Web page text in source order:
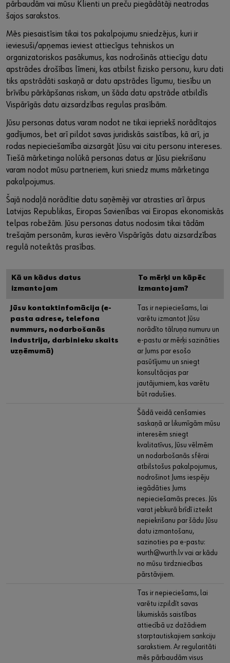
pārbaudām vai mūsu Klienti un preču piegādātāji neatrodas
šajos sarakstos.
Mēs piesaistīsim tikai tos pakalpojumu sniedzējus, kuri ir
ieviesuši/apņemas ieviest attiecīgus tehniskos un
organizatoriskos pasākumus, kas nodrošinās attiecīgu datu
apstrādes drošības līmeni, kas atbilst fizisko personu, kuru dati
tiks apstrādāti saskaņā ar datu apstrādes līgumu, tiesību un
brīvību pārkāpšanas riskam, un šāda datu apstrāde atbildīs
Vispārīgās datu aizsardzības regulas prasībām.
Jūsu personas datus varam nodot ne tikai iepriekš norādītajos
gadījumos, bet arī pildot savas juridiskās saistības, kā arī, ja
rodas nepieciešamība aizsargāt Jūsu vai citu personu intereses.
Tiešā mārketinga nolūkā personas datus ar Jūsu piekrišanu
varam nodot mūsu partneriem, kuri sniedz mums mārketinga
pakalpojumus.
Šajā nodaļā norādītie datu saņēmēji var atrasties arī ārpus
Latvijas Republikas, Eiropas Savienības vai Eiropas ekonomiskās
telpas robežām. Jūsu personas datus nodosim tikai tādām
trešajām personām, kuras ievēro Vispārīgās datu aizsardzības
regulā noteiktās prasības.
Kā un kādus datus
izmantojam
To mērķi un kāpēc
izmantojam?
Jūsu kontaktinfomācija (e-
pasta adrese, telefona
nummurs, nodarbošanās
industrija, darbinieku skaits
uzņēmumā)
Tas ir nepieciešams, lai
varētu izmantot Jūsu
norādīto tālruņa numuru un
e-pastu ar mērķi sazināties
ar Jums par esošo
pasūtījumu un sniegt
konsultācijas par
jautājumiem, kas varētu
būt radušies.
Šādā veidā cenšamies
saskaņā ar likumīgām mūsu
interesēm sniegt
kvalitatīvus, Jūsu vēlmēm
un nodarbošanās sfērai
atbilstošus pakalpojumus,
nodrošinot Jums iespēju
iegādāties Jums
nepieciešamās preces. Jūs
varat jebkurā brīdī izteikt
nepiekrišanu par šādu Jūsu
datu izmantošanu,
sazinoties pa e-pastu:
wurth@wurth.lv vai ar kādu
no mūsu tirdzniecības
pārstāvjiem.
Tas ir nepieciešams, lai
varētu izpildīt savas
likumiskās saistības
attiecībā uz dažādiem
starptautiskajiem sankciju
sarakstiem. Ar regularitāti
mēs pārbaudām visus